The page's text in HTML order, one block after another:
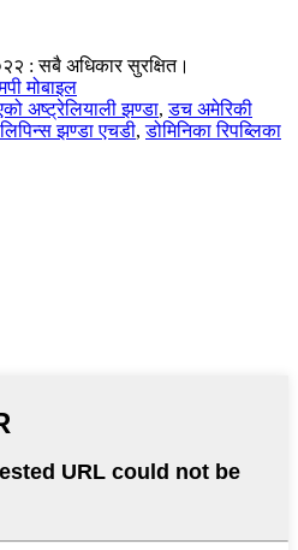
: सबै अधिकार सुरक्षित।
मोबाइल
अष्ट्रेलियाली झण्डा,डच अमेरिकी
झण्डा एचडी,डोमिनिका रिपब्लिका